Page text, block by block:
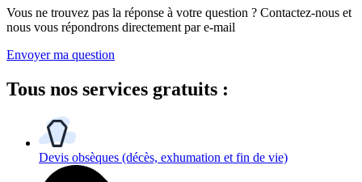
Vous ne trouvez pas la réponse à votre question ? Contactez-nous et
nous vous répondrons directement par e-mail
Envoyer ma question
Tous nos services gratuits :
Devis obsèques (décès, exhumation et fin de vie)